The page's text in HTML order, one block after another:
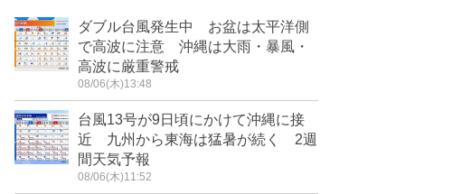
ダブル台風発生中 お盆は太平洋側
で高波に注意 沖縄は大雨・暴風・
高波に厳重警戒
08/06(木)13:48
台風13号が9日頃にかけて沖縄に接
近 九州から東海は猛暑が続く 2週
間天気予報
08/06(木)11:52